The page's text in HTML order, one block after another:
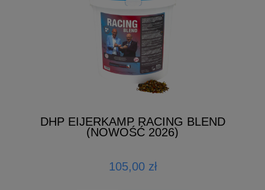
DHP EIJERKAMP RACING BLEND
(NOWOŚĆ 2026)
105,00 zł